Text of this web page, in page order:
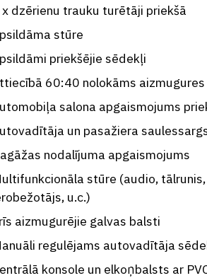
dzērienu trauku turētāji priekšā
stūre
priekšējie sēdekļi
60:40 nolokāms
salona apgaismojums
un pasažiera
nodalījuma apgaismojums
stūre (audio,
u.c.)
aizmugurējie galvas balsti
regulējams autovadītāja
konsole un elkoņbalsts ar